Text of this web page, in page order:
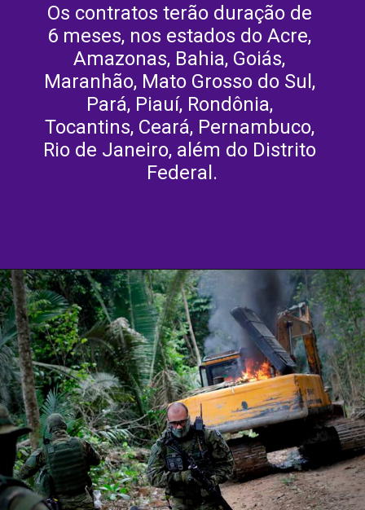
Os contratos terão duração de
6 meses, nos estados do Acre,
Amazonas, Bahia, Goiás,
Maranhão, Mato Grosso do Sul,
Pará, Piauí, Rondônia,
Tocantins, Ceará, Pernambuco,
Rio de Janeiro, além do Distrito
Federal.